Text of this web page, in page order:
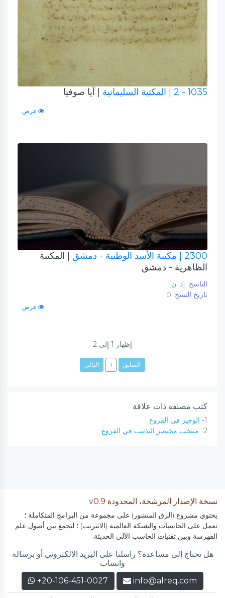
1035 - 2 | المكتبة السليمانية | آيا صوفيا
عرض
2300 | مكتبة الأسد الوطنية - دمشق | المكتبة
الظاهرية - دمشق
الناسخ: [د. ن]
تاريخ النسخ:
عرض
إظهار 1 إلى 2
السابق 1 التالي
كتب مصنفة ذات علاقة
1- الوجيز في الفروع
2- منتخب مختصر التذنيب في الفروع
نسخة الإصدار المرشحة، المحدودة v0.9
يحتوي مشروع (الرق المنشور) على مجموعة من البرامج المتكاملة ؛
تعمل على الحاسبات والشبكة العالمية (الانترنت) ؛ لتجمع بين أصول علم
الفهرسة وبين تقنيات الحاسب الآلي الحديثة.
هل تحتاج إلى مساعدة؟ راسلنا على البريد الالكتروني أو برسالة
واتساب
info@alreq.com
+20-106-451-0027